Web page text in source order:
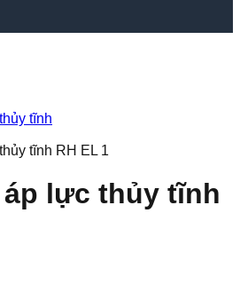
tĩnh
tĩnh RH EL 1
lực thủy tĩnh